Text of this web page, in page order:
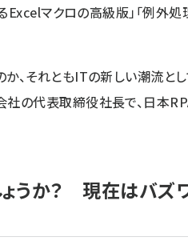
Excelマクロの高級版」「例外
、それともITの新しい潮流と
社の代表取締役社長で、日本
うか？ 現在はバズ